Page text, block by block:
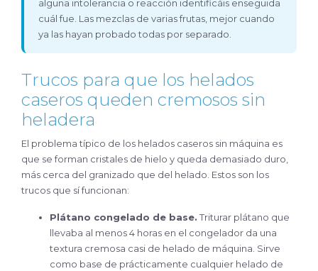
alguna intolerancia o reacción identificáis enseguida
cuál fue. Las mezclas de varias frutas, mejor cuando
ya las hayan probado todas por separado.
Trucos para que los helados
caseros queden cremosos sin
heladera
El problema típico de los helados caseros sin máquina es
que se forman cristales de hielo y queda demasiado duro,
más cerca del granizado que del helado. Estos son los
trucos que sí funcionan:
Plátano congelado de base. Triturar plátano que
llevaba al menos 4 horas en el congelador da una
textura cremosa casi de helado de máquina. Sirve
como base de prácticamente cualquier helado de